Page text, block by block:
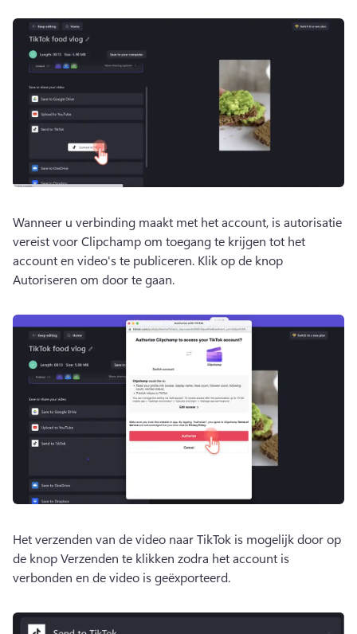
Wanneer u verbinding maakt met het account, is autorisatie
vereist voor Clipchamp om toegang te krijgen tot het
account en video's te publiceren. Klik op de knop
Autoriseren om door te gaan.
Het verzenden van de video naar TikTok is mogelijk door op
de knop Verzenden te klikken zodra het account is
verbonden en de video is geëxporteerd.